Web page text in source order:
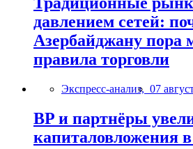
давлением сетей:
Азербайджану пора
правила торговли
Экспресс-анализ, 07
BP и партнёры
капиталовложения